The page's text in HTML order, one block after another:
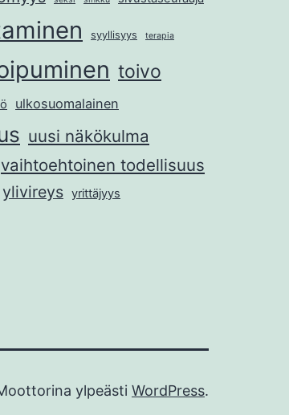
syyllisyys terapia
toivo
ulkosuomalainen
uusi näkökulma
vaihtoehtoinen todellisuus
ylivireys yrittäjyys
ylpeästi WordPress.